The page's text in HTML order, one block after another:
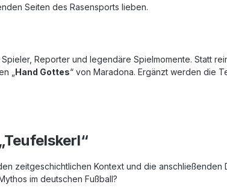
Seiten des Rasensports lieben.
Reporter und legendäre Spielmomente. Statt
„ Hand Gottes“ von Maradona. Ergänzt werden die
zeitgeschichtlichen Kontext und die anschließenden
im deutschen Fußball?